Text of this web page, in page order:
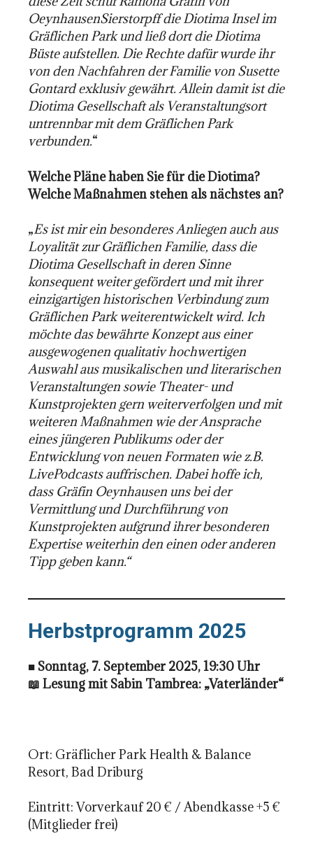
OeynhausenSierstorpff die Diotima Insel im
Gräflichen Park und ließ dort die Diotima
Büste aufstellen. Die Rechte dafür wurde ihr
von den Nachfahren der Familie von Susette
Gontard exklusiv gewährt. Allein damit ist die
Diotima Gesellschaft als Veranstaltungsort
untrennbar mit dem Gräflichen Park
verbunden.“
Welche Pläne haben Sie für die Diotima?
Welche Maßnahmen stehen als nächstes an?
„Es ist mir ein besonderes Anliegen auch aus
Loyalität zur Gräflichen Familie, dass die
Diotima Gesellschaft in deren Sinne
konsequent weiter gefördert und mit ihrer
einzigartigen historischen Verbindung zum
Gräflichen Park weiterentwickelt wird. Ich
möchte das bewährte Konzept aus einer
ausgewogenen qualitativ hochwertigen
Auswahl aus musikalischen und literarischen
Veranstaltungen sowie Theater- und
Kunstprojekten gern weiterverfolgen und mit
weiteren Maßnahmen wie der Ansprache
eines jüngeren Publikums oder der
Entwicklung von neuen Formaten wie z.B.
LivePodcasts auffrischen. Dabei hoffe ich,
dass Gräfin Oeynhausen uns bei der
Vermittlung und Durchführung von
Kunstprojekten aufgrund ihrer besonderen
Expertise weiterhin den einen oder anderen
Tipp geben kann.“
Herbstprogramm 2025
■ Sonntag, 7. September 2025, 19:30 Uhr
📖 Lesung mit Sabin Tambrea: „Vaterländer“
Ort: Gräflicher Park Health & Balance
Resort, Bad Driburg
Eintritt: Vorverkauf 20 € / Abendkasse +5 €
(Mitglieder frei)